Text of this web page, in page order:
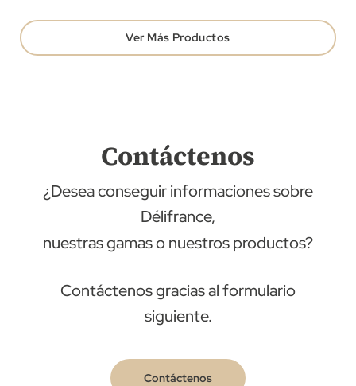
Ver Más Productos
Contáctenos
¿Desea conseguir informaciones sobre
Délifrance,
nuestras gamas o nuestros productos?
Contáctenos gracias al formulario
siguiente.
Contáctenos